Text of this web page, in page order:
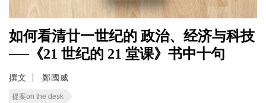
如何看清廿一世纪的 政治、经济与科技
──《21 世纪的 21 堂课》书中十句
撰文 鄭國威
提案on the desk